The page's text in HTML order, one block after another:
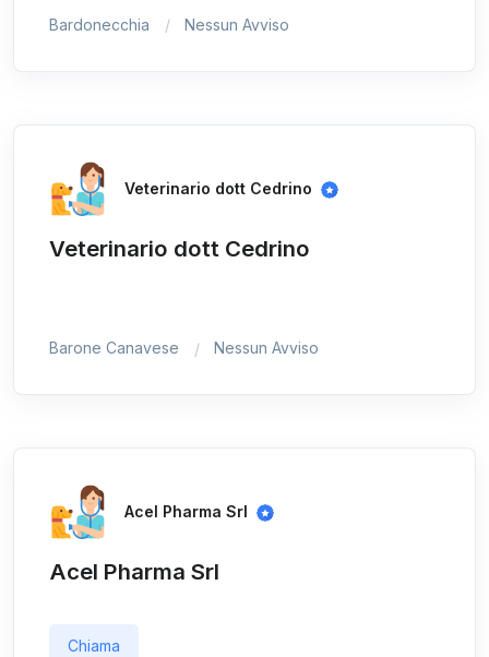
Bardonecchia Nessun Avviso
Veterinario dott Cedrino
Veterinario dott Cedrino
Barone Canavese Nessun Avviso
Acel Pharma Srl
Acel Pharma Srl
Chiama